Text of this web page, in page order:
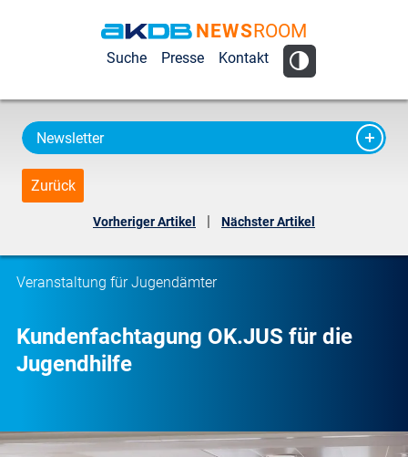
AKDB Anstalt
Kommunale
Datenverarbeitung
in Bayern
NEWSROOM
Suche Presse Kontakt
Newsletter
Zurück
Vorheriger Artikel Nächster Artikel
Veranstaltung für Jugendämter
Kundenfachtagung OK.JUS für die
Jugendhilfe